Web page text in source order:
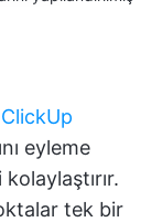
ClickUp
eyleme
tek bir